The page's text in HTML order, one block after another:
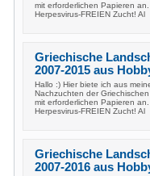
mit erforderlichen Papieren
Herpesvirus-FREIEN Zucht! Al
Griechische
2007-2015 aus
Hallo :) Hier biete ich aus
Nachzuchten der
mit erforderlichen Papieren
Herpesvirus-FREIEN Zucht! Al
Griechische
2007-2016 aus